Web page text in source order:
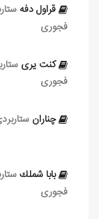
قراول دفه
فجوری
کنت یری
فجوری
چناران
بابا شملك
فجوری